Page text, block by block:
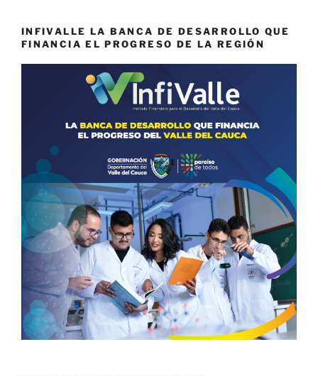
INFIVALLE LA BANCA DE DESARROLLO QUE
FINANCIA EL PROGRESO DE LA REGIÓN